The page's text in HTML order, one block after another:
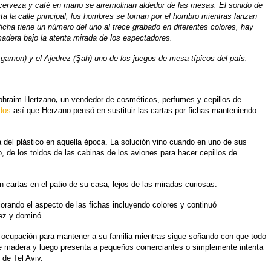
y café en mano se arremolinan aldedor de las mesas. El sonido de
la calle principal, los hombres se toman por el hombro mientras lanzan
tiene un número del uno al trece grabado en diferentes colores, hay
bajo la atenta mirada de los espectadores.
y el Ajedrez (Şah) uno de los juegos de mesa típicos del país.
Hertzano, un vendedor de cosméticos, perfumes y cepillos de
así que Herzano pensó en sustituir las cartas por fichas manteniendo
plástico en aquella época. La solución vino cuando en uno de sus
de los toldos de las cabinas de los aviones para hacer cepillos de
en el patio de su casa, lejos de las miradas curiosas.
el aspecto de las fichas incluyendo colores y continuó
y dominó.
para mantener a su familia mientras sigue soñando con que todo
y luego presenta a pequeños comerciantes o simplemente intenta
Tel Aviv.